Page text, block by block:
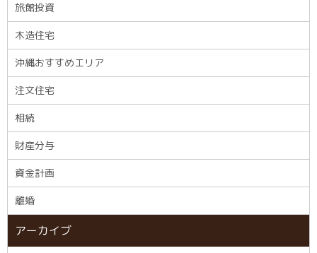
旅館投資
木造住宅
沖縄おすすめエリア
注文住宅
相続
財産分与
資金計画
離婚
アーカイブ